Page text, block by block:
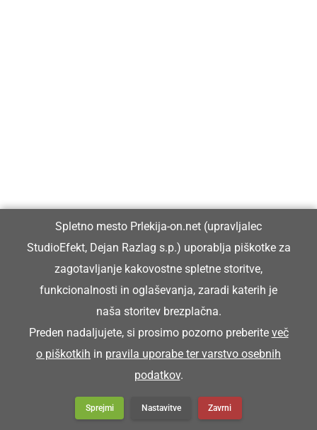
Spletno mesto Prlekija-on.net (upravljalec
StudioEfekt, Dejan Razlag s.p.) uporablja piškotke za
zagotavljanje kakovostne spletne storitve,
funkcionalnosti in oglaševanja, zaradi katerih je
naša storitev brezplačna.
Preden nadaljujete, si prosimo pozorno preberite več
o piškotkih in pravila uporabe ter varstvo osebnih
podatkov.
Sprejmi Nastavitve Zavrni